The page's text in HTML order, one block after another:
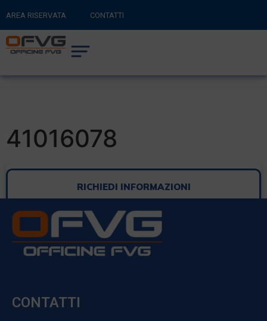
AREA RISERVATA CONTATTI
RITORNA AL SITO PRINCIPALE
CARRELLO
41016078
RICHIEDI INFORMAZIONI
CONTATTI